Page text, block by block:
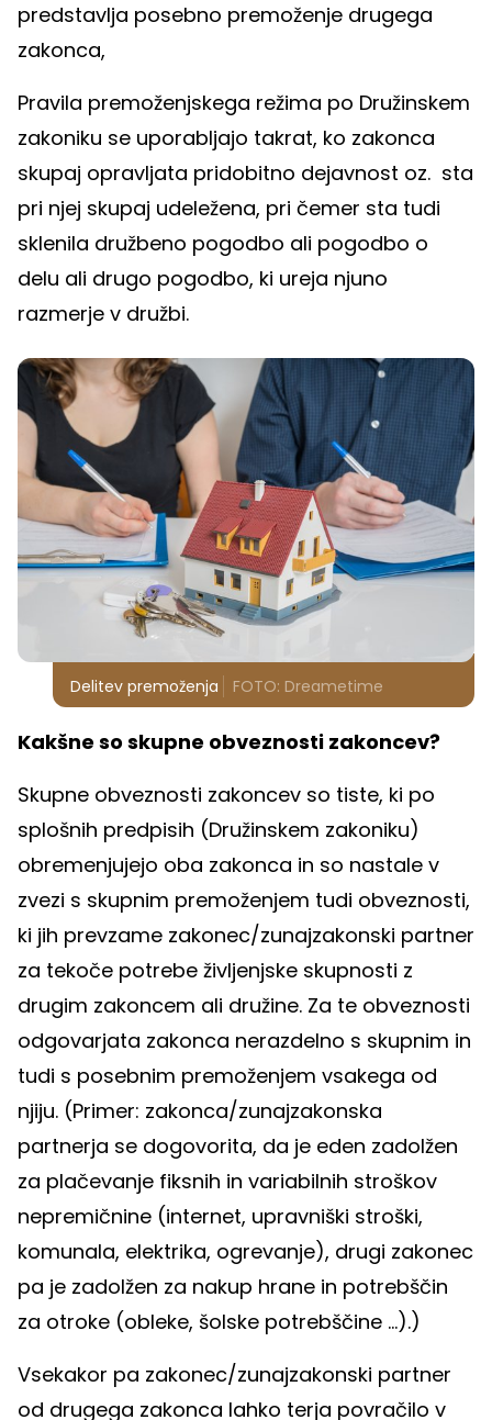
predstavlja posebno premoženje drugega
zakonca,
Pravila premoženjskega režima po Družinskem
zakoniku se uporabljajo takrat, ko zakonca
skupaj opravljata pridobitno dejavnost oz. sta
pri njej skupaj udeležena, pri čemer sta tudi
sklenila družbeno pogodbo ali pogodbo o
delu ali drugo pogodbo, ki ureja njuno
razmerje v družbi.
Delitev premoženja FOTO: Dreametime
Kakšne so skupne obveznosti zakoncev?
Skupne obveznosti zakoncev so tiste, ki po
splošnih predpisih (Družinskem zakoniku)
obremenjujejo oba zakonca in so nastale v
zvezi s skupnim premoženjem tudi obveznosti,
ki jih prevzame zakonec/zunajzakonski partner
za tekoče potrebe življenjske skupnosti z
drugim zakoncem ali družine. Za te obveznosti
odgovarjata zakonca nerazdelno s skupnim in
tudi s posebnim premoženjem vsakega od
njiju. (Primer: zakonca/zunajzakonska
partnerja se dogovorita, da je eden zadolžen
za plačevanje fiksnih in variabilnih stroškov
nepremičnine (internet, upravniški stroški,
komunala, elektrika, ogrevanje), drugi zakonec
pa je zadolžen za nakup hrane in potrebščin
za otroke (obleke, šolske potrebščine ...).)
Vsekakor pa zakonec/zunajzakonski partner
od drugega zakonca lahko terja povračilo v